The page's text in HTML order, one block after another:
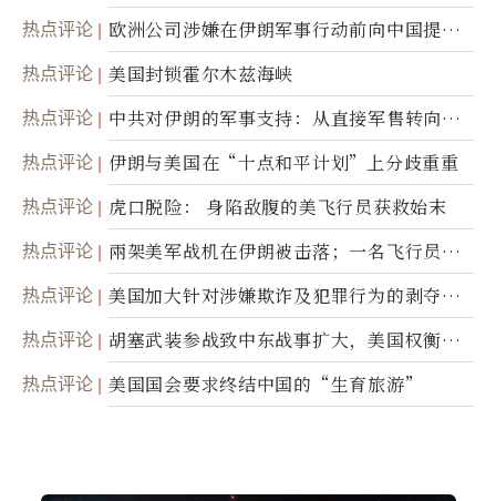
职责
热点评论
欧洲公司涉嫌在伊朗军事行动前向中国提供
美军基地的卫星图像
热点评论 美国封锁霍尔木兹海峡
热点评论
中共对伊朗的军事支持：从直接军售转向间
接技术转让
热点评论 伊朗与美国在“十点和平计划”上分歧重重
热点评论 虎口脱险： 身陷敌腹的美飞行员获救始末
热点评论
兩架美军战机在伊朗被击落；一名飞行员失
踪
热点评论
美国加大针对涉嫌欺诈及犯罪行为的剥夺公
民权力度
热点评论
胡塞武装参战致中东战事扩大，美国权衡地
面入侵的可能性
热点评论 美国国会要求终结中国的“生育旅游”